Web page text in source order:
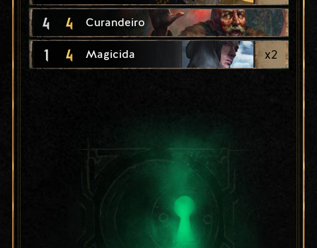
4 4 Curandeiro
1 4 Magicida x2